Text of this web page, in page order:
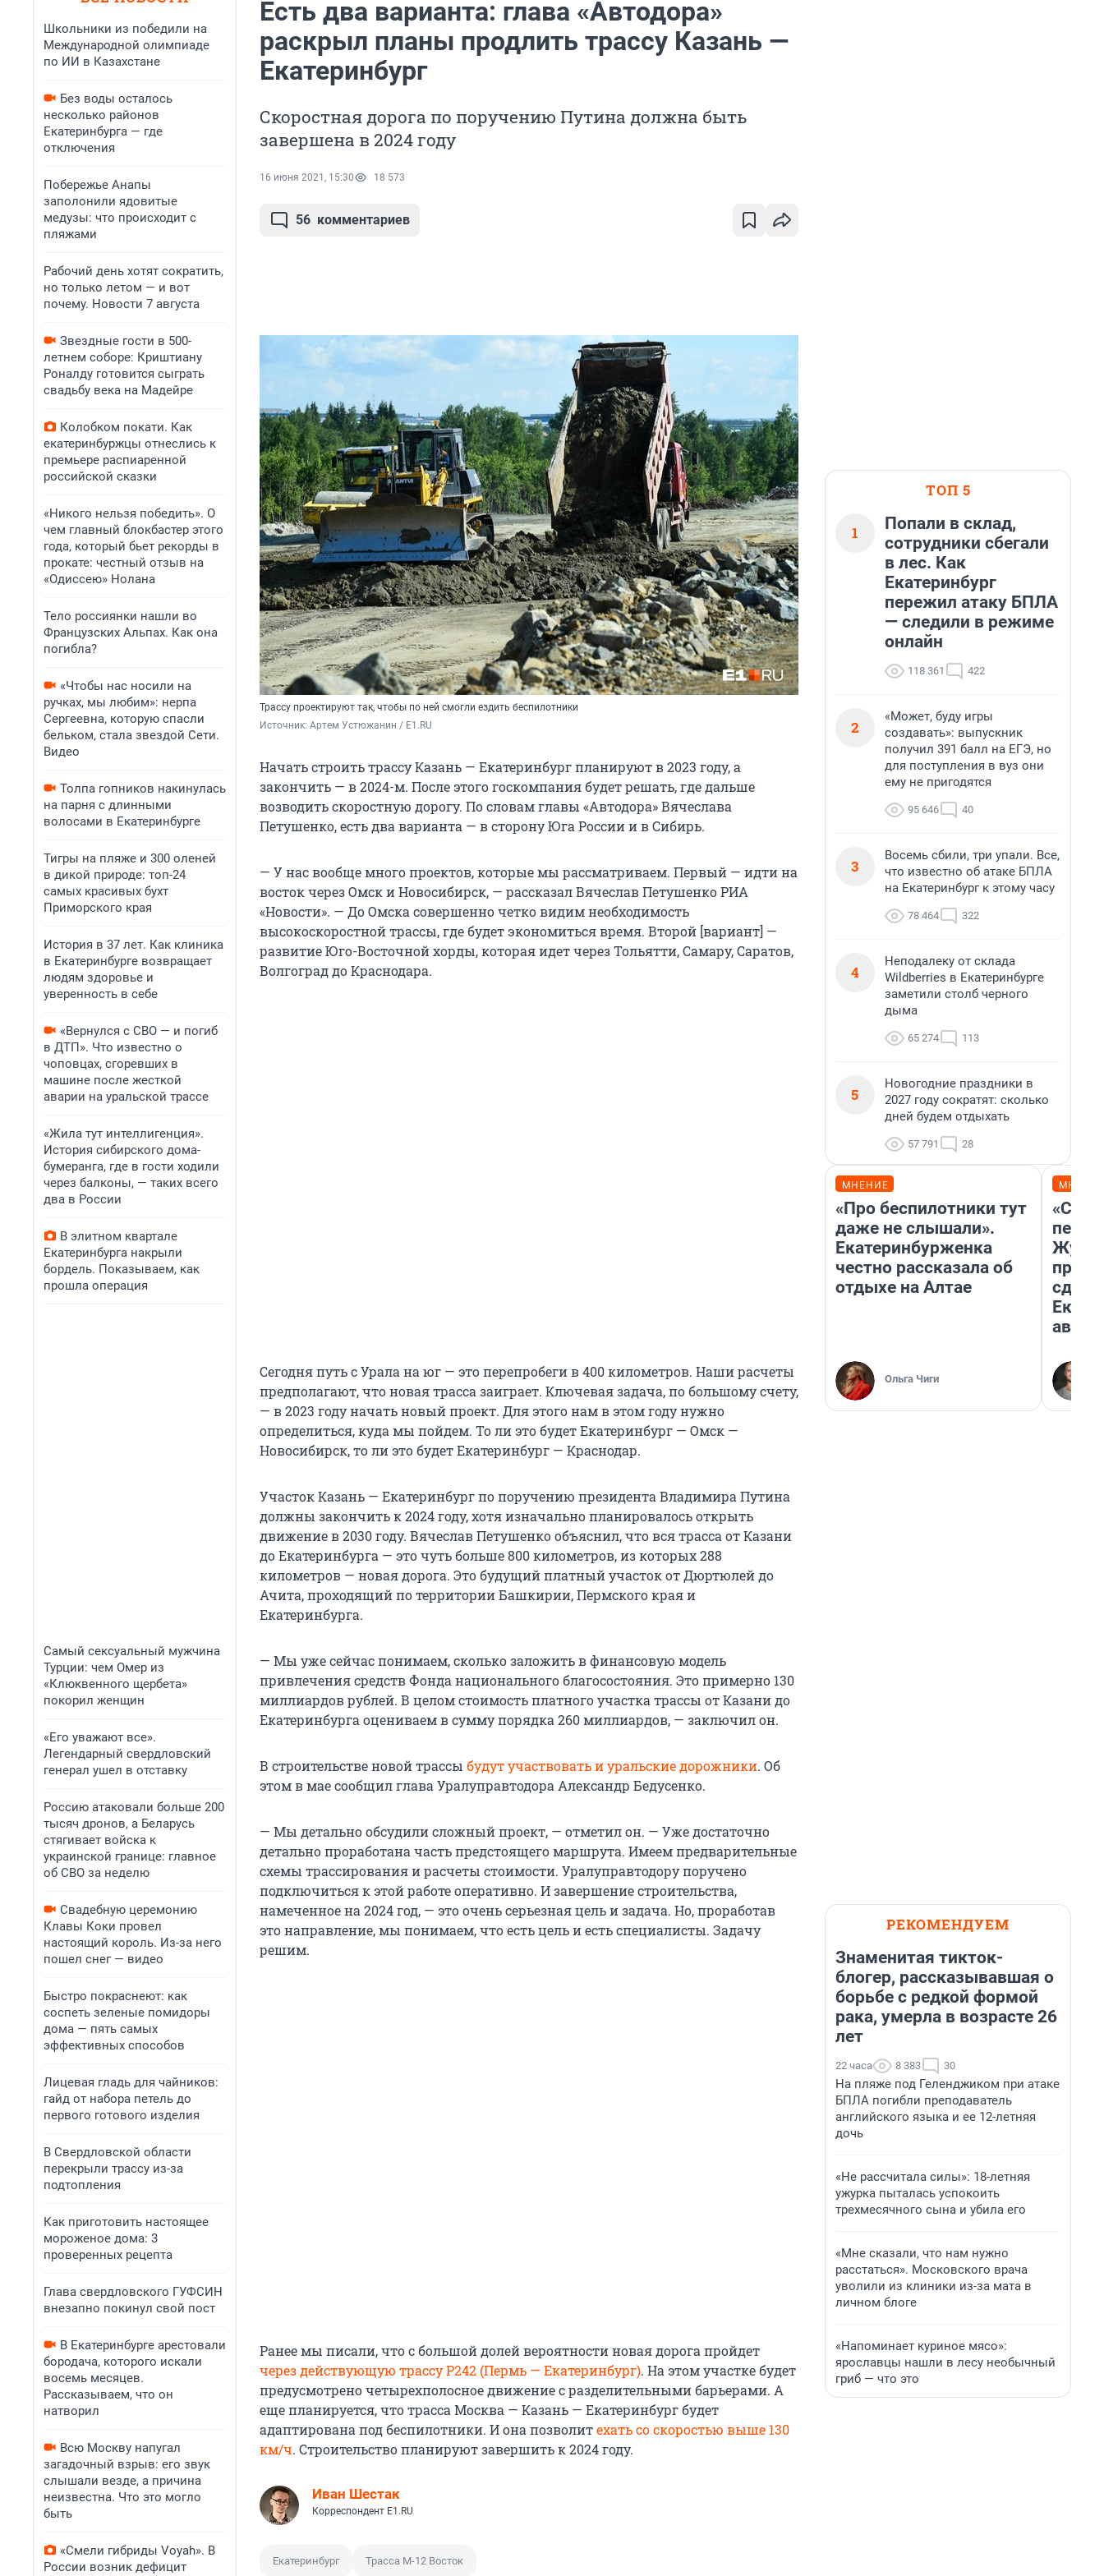
Школьники из победили на
Международной олимпиаде
по ИИ в Казахстане
Без воды осталось
несколько районов
Екатеринбурга — где
отключения
Побережье Анапы
заполонили ядовитые
медузы: что происходит с
пляжами
Рабочий день хотят сократить,
но только летом — и вот
почему. Новости 7 августа
Звездные гости в 500-
летнем соборе: Криштиану
Роналду готовится сыграть
свадьбу века на Мадейре
Колобком покати. Как
екатеринбуржцы отнеслись к
премьере распиаренной
российской сказки
«Никого нельзя победить». О
чем главный блокбастер этого
года, который бьет рекорды в
прокате: честный отзыв на
«Одиссею» Нолана
Тело россиянки нашли во
Французских Альпах. Как она
погибла?
«Чтобы нас носили на
ручках, мы любим»: нерпа
Сергеевна, которую спасли
бельком, стала звездой Сети.
Видео
Толпа гопников накинулась
на парня с длинными
волосами в Екатеринбурге
Тигры на пляже и 300 оленей
в дикой природе: топ-24
самых красивых бухт
Приморского края
История в 37 лет. Как клиника
в Екатеринбурге возвращает
людям здоровье и
уверенность в себе
«Вернулся с СВО — и погиб
в ДТП». Что известно о
чоповцах, сгоревших в
машине после жесткой
аварии на уральской трассе
«Жила тут интеллигенция».
История сибирского дома-
бумеранга, где в гости ходили
через балконы, — таких всего
два в России
В элитном квартале
Екатеринбурга накрыли
бордель. Показываем, как
прошла операция
Самый сексуальный мужчина
Турции: чем Омер из
«Клюквенного щербета»
покорил женщин
«Его уважают все».
Легендарный свердловский
генерал ушел в отставку
Россию атаковали больше 200
тысяч дронов, а Беларусь
стягивает войска к
украинской границе: главное
об СВО за неделю
Свадебную церемонию
Клавы Коки провел
настоящий король. Из-за него
пошел снег — видео
Быстро покраснеют: как
соспеть зеленые помидоры
дома — пять самых
эффективных способов
Лицевая гладь для чайников:
гайд от набора петель до
первого готового изделия
В Свердловской области
перекрыли трассу из-за
подтопления
Как приготовить настоящее
мороженое дома: 3
проверенных рецепта
Глава свердловского ГУФСИН
внезапно покинул свой пост
В Екатеринбурге арестовали
бородача, которого искали
восемь месяцев.
Рассказываем, что он
натворил
Всю Москву напугал
загадочный взрыв: его звук
слышали везде, а причина
неизвестна. Что это могло
быть
«Смели гибриды Voyah». В
России возник дефицит
Есть два варианта: глава «Автодора»
раскрыл планы продлить трассу Казань —
Екатеринбург
Скоростная дорога по поручению Путина должна быть
завершена в 2024 году
16 июня 2021, 15:30 18 573
56 комментариев
Трассу проектируют так, чтобы по ней смогли ездить беспилотники
Источник: Артем Устюжанин / Е1.RU
Начать строить трассу Казань — Екатеринбург планируют в 2023 году, а
закончить — в 2024-м. После этого госкомпания будет решать, где дальше
возводить скоростную дорогу. По словам главы «Автодора» Вячеслава
Петушенко, есть два варианта — в сторону Юга России и в Сибирь.
— У нас вообще много проектов, которые мы рассматриваем. Первый — идти на
восток через Омск и Новосибирск, — рассказал Вячеслав Петушенко РИА
«Новости». — До Омска совершенно четко видим необходимость
высокоскоростной трассы, где будет экономиться время. Второй [вариант] —
развитие Юго-Восточной хорды, которая идет через Тольятти, Самару, Саратов,
Волгоград до Краснодара.
Сегодня путь с Урала на юг — это перепробеги в 400 километров. Наши расчеты
предполагают, что новая трасса заиграет. Ключевая задача, по большому счету,
— в 2023 году начать новый проект. Для этого нам в этом году нужно
определиться, куда мы пойдем. То ли это будет Екатеринбург — Омск —
Новосибирск, то ли это будет Екатеринбург — Краснодар.
Участок Казань — Екатеринбург по поручению президента Владимира Путина
должны закончить к 2024 году, хотя изначально планировалось открыть
движение в 2030 году. Вячеслав Петушенко объяснил, что вся трасса от Казани
до Екатеринбурга — это чуть больше 800 километров, из которых 288
километров — новая дорога. Это будущий платный участок от Дюртюлей до
Ачита, проходящий по территории Башкирии, Пермского края и
Екатеринбурга.
— Мы уже сейчас понимаем, сколько заложить в финансовую модель
привлечения средств Фонда национального благосостояния. Это примерно 130
миллиардов рублей. В целом стоимость платного участка трассы от Казани до
Екатеринбурга оцениваем в сумму порядка 260 миллиардов, — заключил он.
В строительстве новой трассы будут участвовать и уральские дорожники. Об
этом в мае сообщил глава Уралуправтодора Александр Бедусенко.
— Мы детально обсудили сложный проект, — отметил он. — Уже достаточно
детально проработана часть предстоящего маршрута. Имеем предварительные
схемы трассирования и расчеты стоимости. Уралуправтодору поручено
подключиться к этой работе оперативно. И завершение строительства,
намеченное на 2024 год, — это очень серьезная цель и задача. Но, проработав
это направление, мы понимаем, что есть цель и есть специалисты. Задачу
решим.
Ранее мы писали, что с большой долей вероятности новая дорога пройдет
через действующую трассу Р242 (Пермь — Екатеринбург). На этом участке будет
предусмотрено четырехполосное движение с разделительными барьерами. А
еще планируется, что трасса Москва — Казань — Екатеринбург будет
адаптирована под беспилотники. И она позволитехать со скоростью выше 130
км/ч. Строительство планируют завершить к 2024 году.
Иван Шестак
Корреспондент E1.RU
Екатеринбург Трасса М-12 Восток
ТОП 5
1
Попали в склад,
сотрудники сбегали
в лес. Как
Екатеринбург
пережил атаку БПЛА
— следили в режиме
онлайн
118 361 422
2
«Может, буду игры
создавать»: выпускник
получил 391 балл на ЕГЭ, но
для поступления в вуз они
ему не пригодятся
95 646 40
3
Восемь сбили, три упали. Все,
что известно об атаке БПЛА
на Екатеринбург к этому часу
78 464 322
4
Неподалеку от склада
Wildberries в Екатеринбурге
заметили столб черного
дыма
65 274 113
5
Новогодние праздники в
2027 году сократят: сколько
дней будем отдыхать
57 791 28
МНЕНИЕ
«Про беспилотники тут
даже не слышали».
Екатеринбурженка
честно рассказала об
отдыхе на Алтае
Ольга Чиги
РЕКОМЕНДУЕМ
Знаменитая тикток-
блогер, рассказывавшая о
борьбе с редкой формой
рака, умерла в возрасте 26
лет
22 часа 8 383 30
На пляже под Геленджиком при атаке
БПЛА погибли преподаватель
английского языка и ее 12-летняя
дочь
«Не рассчитала силы»: 18-летняя
ужурка пыталась успокоить
трехмесячного сына и убила его
«Мне сказали, что нам нужно
расстаться». Московского врача
уволили из клиники из-за мата в
личном блоге
«Напоминает куриное мясо»:
ярославцы нашли в лесу необычный
гриб — что это